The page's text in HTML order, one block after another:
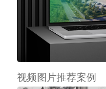
视频图片推荐案例